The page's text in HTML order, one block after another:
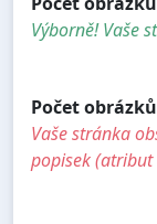
Výborně! Vaše
Počet
Vaše stránka
popisek (atribut